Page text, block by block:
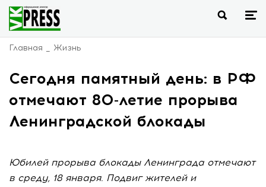
Главная Жизнь
Сегодня памятный день: в РФ
отмечают 80-летие прорыва
Ленинградской блокады
Юбилей прорыва блокады Ленинграда отмечают
в среду, 18 января. Подвиг жителей и